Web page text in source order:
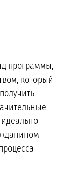
программы,
который